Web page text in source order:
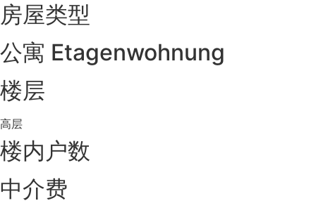
房屋类型
公寓 Etagenwohnung
楼层
高层
楼内户数
中介费